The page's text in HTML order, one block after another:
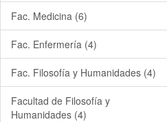
Fac. Medicina (6)
Fac. Enfermería (4)
Fac. Filosofía y Humanidades (4)
Facultad de Filosofía y
Humanidades (4)